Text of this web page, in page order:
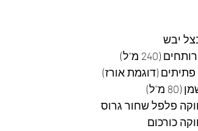
(240 מ"ל)
פלפל שחור גרוס
כורכום